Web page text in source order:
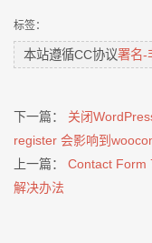
标签：
本站遵循CC协议署名-
下一篇： 关闭
register 会影响到
上一篇： Contact Form
解决办法